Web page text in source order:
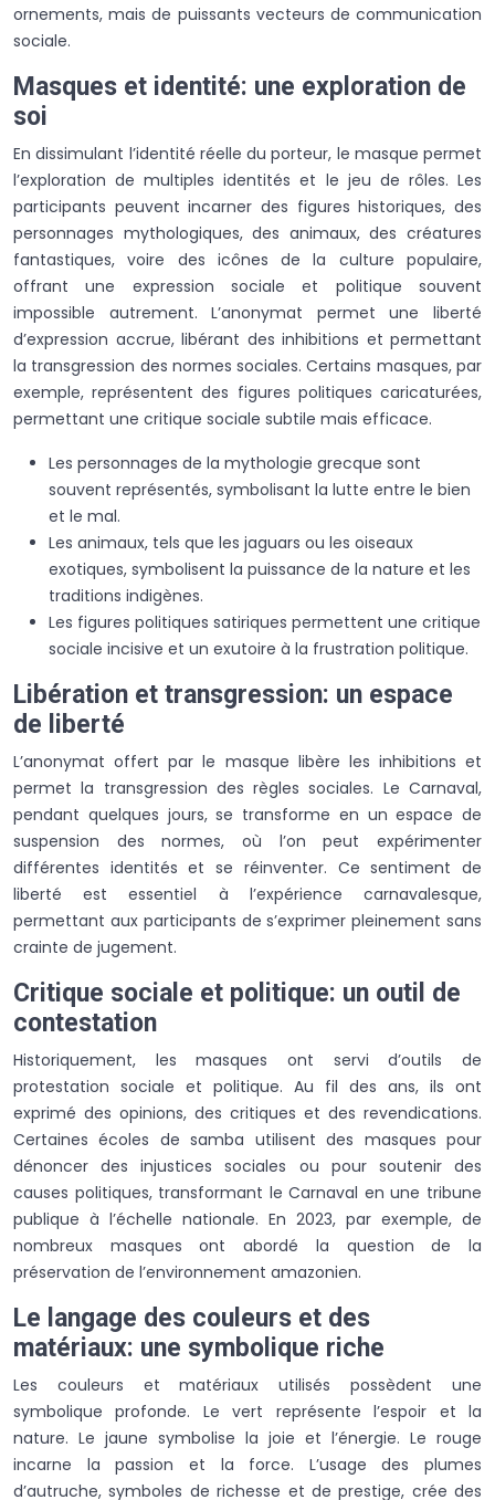
ornements, mais de puissants vecteurs de communication
sociale.
Masques et identité: une exploration de
soi
En dissimulant l’identité réelle du porteur, le masque permet
l’exploration de multiples identités et le jeu de rôles. Les
participants peuvent incarner des figures historiques, des
personnages mythologiques, des animaux, des créatures
fantastiques, voire des icônes de la culture populaire,
offrant une expression sociale et politique souvent
impossible autrement. L’anonymat permet une liberté
d’expression accrue, libérant des inhibitions et permettant
la transgression des normes sociales. Certains masques, par
exemple, représentent des figures politiques caricaturées,
permettant une critique sociale subtile mais efficace.
Les personnages de la mythologie grecque sont
souvent représentés, symbolisant la lutte entre le bien
et le mal.
Les animaux, tels que les jaguars ou les oiseaux
exotiques, symbolisent la puissance de la nature et les
traditions indigènes.
Les figures politiques satiriques permettent une critique
sociale incisive et un exutoire à la frustration politique.
Libération et transgression: un espace
de liberté
L’anonymat offert par le masque libère les inhibitions et
permet la transgression des règles sociales. Le Carnaval,
pendant quelques jours, se transforme en un espace de
suspension des normes, où l’on peut expérimenter
différentes identités et se réinventer. Ce sentiment de
liberté est essentiel à l’expérience carnavalesque,
permettant aux participants de s’exprimer pleinement sans
crainte de jugement.
Critique sociale et politique: un outil de
contestation
Historiquement, les masques ont servi d’outils de
protestation sociale et politique. Au fil des ans, ils ont
exprimé des opinions, des critiques et des revendications.
Certaines écoles de samba utilisent des masques pour
dénoncer des injustices sociales ou pour soutenir des
causes politiques, transformant le Carnaval en une tribune
publique à l’échelle nationale. En 2023, par exemple, de
nombreux masques ont abordé la question de la
préservation de l’environnement amazonien.
Le langage des couleurs et des
matériaux: une symbolique riche
Les couleurs et matériaux utilisés possèdent une
symbolique profonde. Le vert représente l’espoir et la
nature. Le jaune symbolise la joie et l’énergie. Le rouge
incarne la passion et la force. L’usage des plumes
d’autruche, symboles de richesse et de prestige, crée des